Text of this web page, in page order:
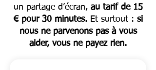
un partage d’écran, au tarif de 15
€ pour 30 minutes.Et surtout : si
nous ne parvenons pas à vous
aider, vous ne payez rien.